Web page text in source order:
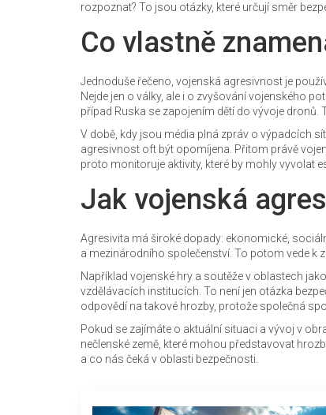
rozpoznat? To jsou otázky, které určují směr
Co vlastně
Jednoduše řečeno, vojenská agresivnost je
Nejde jen o války, ale i o zvyšování vojenského
případ Ruska se zapojením dětí do vývoje
V době, kdy jsou média plná zpráv o výpadcích
agresivnost oft být opomíjena. Přitom právě
proto monitoruje aktivity, které by mohly vyvolat
Jak vojenská
Agresivita má široké dopady: ekonomické,
a mezinárodního společenství. To potom vede k
Například vojenské hry a soutěže v oblastech
vzdělávacích institucích. To není jen otázka
odpovědí na takové hrozby, protože společná
Pokud se zajímáte o aktuální situaci a vývoj v
nečlenské země, které mohou představovat
a co nás čeká v oblasti bezpečnosti.